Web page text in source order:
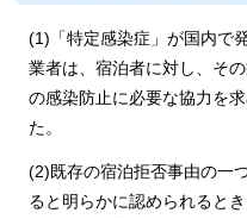
(1)「特定感染症」が国内で
業者は、宿泊者に対し、そ
の感染防止に必要な協力を
た。
(2)既存の宿泊拒否事由の一
ると明らかに認められると